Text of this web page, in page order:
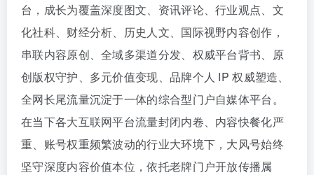
台，成长为覆盖深度图文、资讯评论、行业观点、文
化社科、财经分析、历史人文、国际视野内容创作，
串联内容原创、全域多渠道分发、权威平台背书、原
创版权守护、多元价值变现、品牌个人 IP 权威塑造、
全网长尾流量沉淀于一体的综合型门户自媒体平台。
在当下各大互联网平台流量封闭内卷、内容快餐化严
重、账号权重频繁波动的行业大环境下，大风号始终
坚守深度内容价值本位，依托老牌门户开放传播属